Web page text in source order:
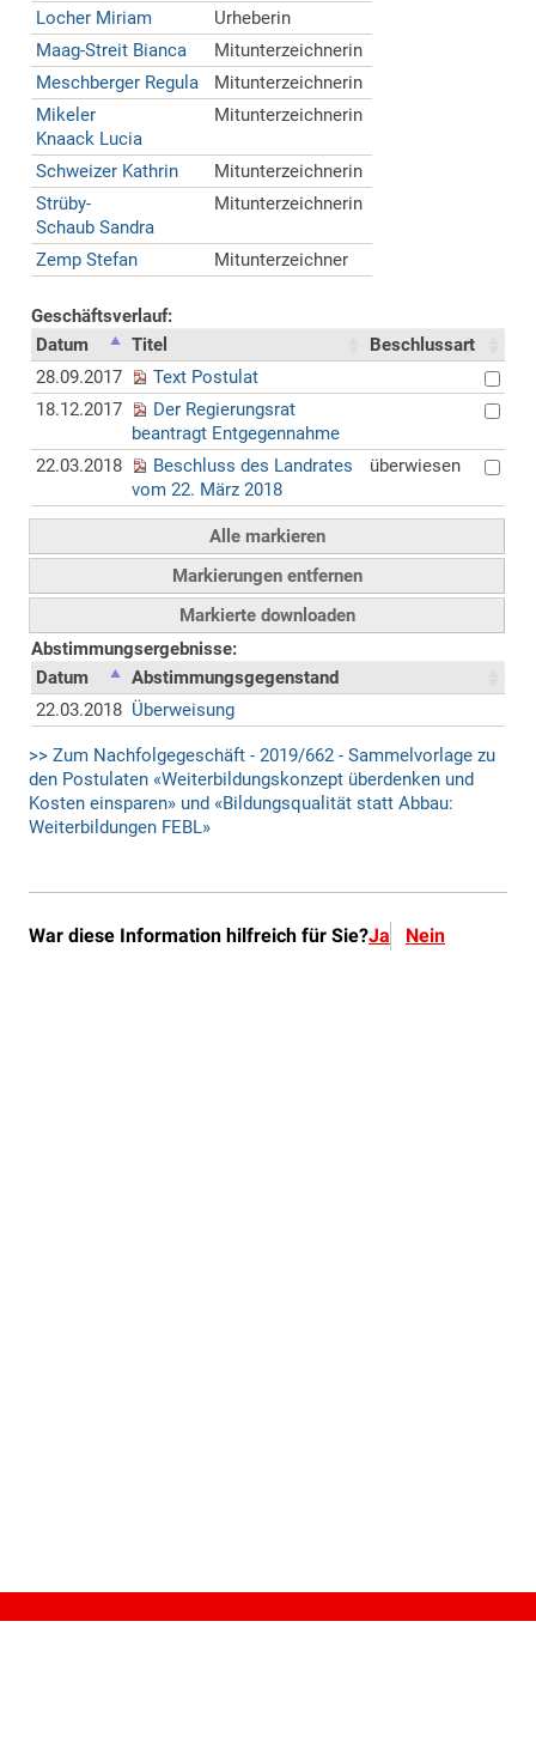
War diese Information hilfreich für Sie?Ja Nein